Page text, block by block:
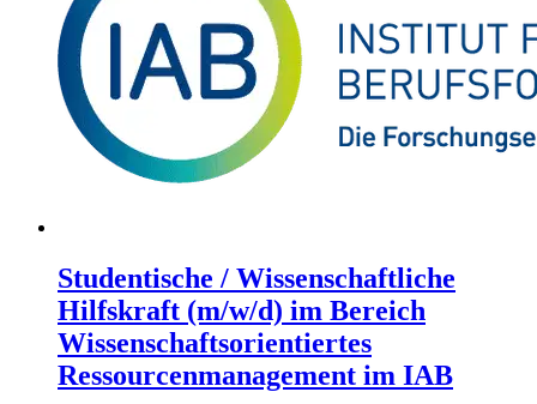
Studentische / Wissenschaftliche
Hilfskraft (m/w/d) im Bereich
Wissenschaftsorientiertes
Ressourcenmanagement im IAB